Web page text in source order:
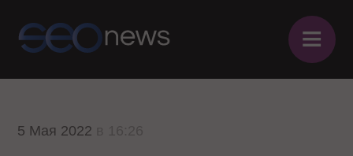
≡
5 Мая 2022